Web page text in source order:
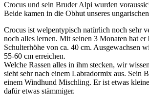
Crocus und sein Bruder Alpi wurden
Beide kamen in die Obhut unseres
Crocus ist welpentypisch natürlich noch sehr
noch alles lernen. Mit seinen 3 Monaten hat er
Schulterhöhe von ca. 40 cm. Ausgewachsen
55-60 cm erreichen.
Welche Rassen alles in ihm stecken, wir
sieht sehr nach einem Labradormix aus. Sein
einem Windhund Mischling. Er ist etwas
dafür etwas stämmiger.